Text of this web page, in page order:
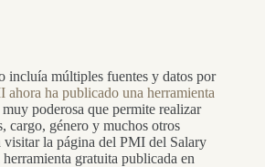
incluía múltiples fuentes y datos por
ahora ha publicado una herramienta
muy poderosa que permite realizar
cargo, género y muchos otros
la página del PMI del Salary
gratuita publicada en